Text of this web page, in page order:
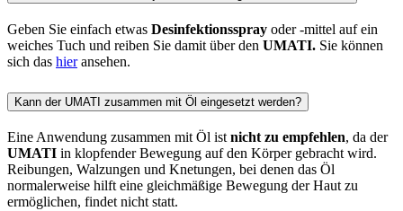
Geben Sie einfach etwas Desinfektionsspray oder -mittel auf ein
weiches Tuch und reiben Sie damit über den UMATI. Sie können
sich das hieransehen.
Kann der UMATI zusammen mit Öl eingesetzt werden?
Eine Anwendung zusammen mit Öl ist nicht zu empfehlen, da der
UMATI in klopfender Bewegung auf den Körper gebracht wird.
Reibungen, Walzungen und Knetungen, bei denen das Öl
normalerweise hilft eine gleichmäßige Bewegung der Haut zu
ermöglichen, findet nicht statt.